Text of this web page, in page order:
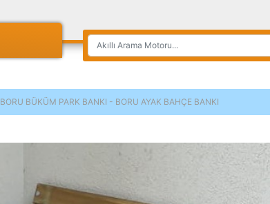
BORU BÜKÜM PARK BANKI - BORU AYAK BAHÇE BANKI